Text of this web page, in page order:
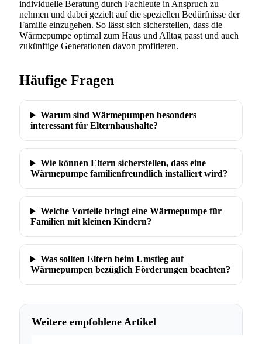
individuelle Beratung durch Fachleute in Anspruch zu
nehmen und dabei gezielt auf die speziellen Bedürfnisse der
Familie einzugehen. So lässt sich sicherstellen, dass die
Wärmepumpe optimal zum Haus und Alltag passt und auch
zukünftige Generationen davon profitieren.
Häufige Fragen
Warum sind Wärmepumpen besonders
interessant für Elternhaushalte?
Wie können Eltern sicherstellen, dass eine
Wärmepumpe familienfreundlich installiert wird?
Welche Vorteile bringt eine Wärmepumpe für
Familien mit kleinen Kindern?
Was sollten Eltern beim Umstieg auf
Wärmepumpen bezüglich Förderungen beachten?
Weitere empfohlene Artikel